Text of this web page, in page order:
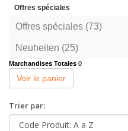
Offres spéciales
Offres spéciales (73)
Neuheiten (25)
Marchandises Totales 0
Voir le panier
Trier par: